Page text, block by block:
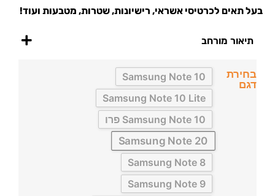
בעל תאים לכרטיסי אשראי, רישיונות, שטרות, מטבעות ועוד!
תיאור מורחב
בחירת
דגם
Samsung Note 10
Samsung Note 10 Lite
Samsung Note 10 פרו
Samsung Note 20
Samsung Note 8
Samsung Note 9